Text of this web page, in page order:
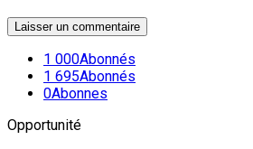
1 000Abonnés
1 695Abonnés
0Abonnes
Opportunité